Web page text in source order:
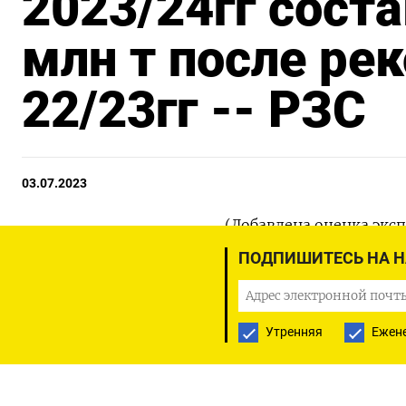
ПОДПИШИТЕСЬ НА
Утренняя
млн т после
22/23гг -- РЗС
03.07.2023
(Добавлена оценка
составляет не менее
России прошедшего